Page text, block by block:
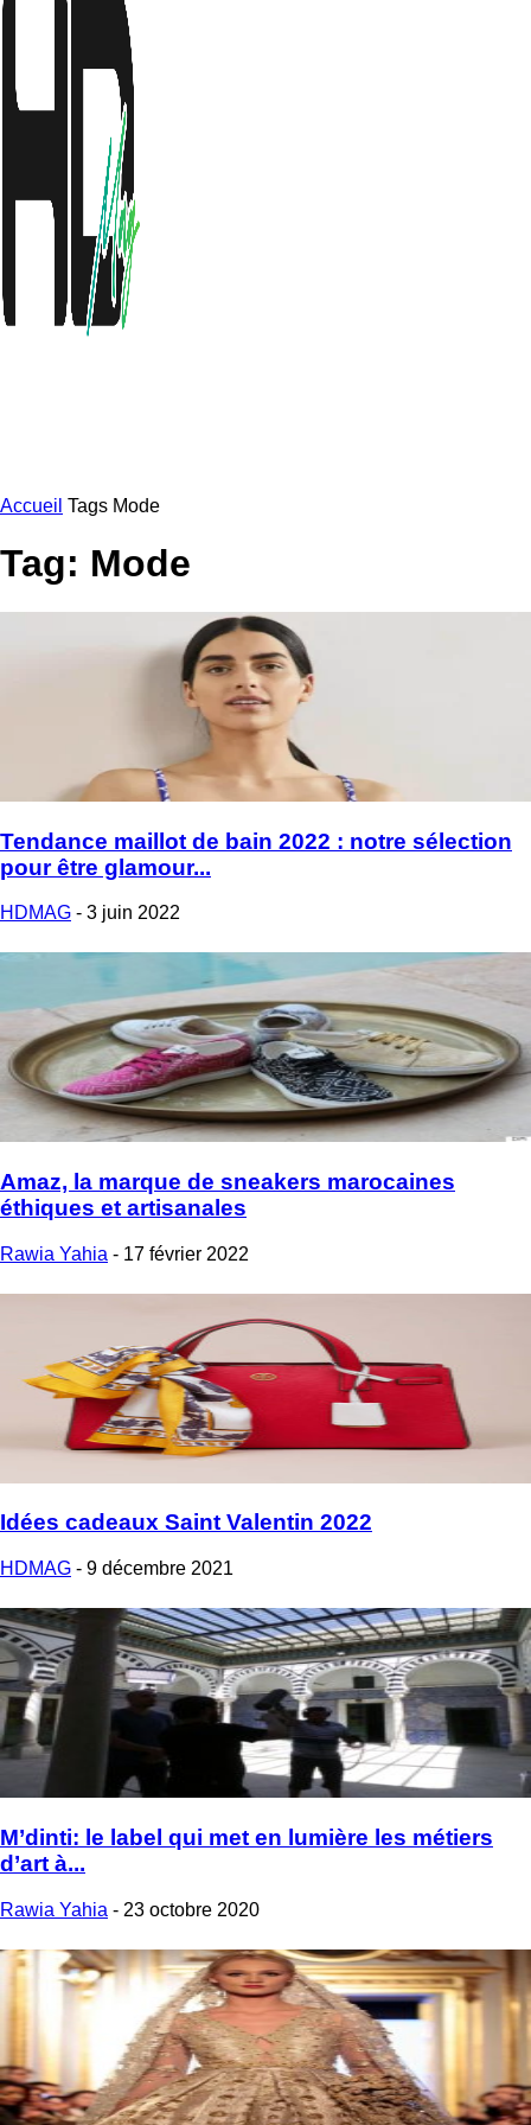
Accueil Tags Mode
Tag: Mode
Tendance maillot de bain 2022 : notre sélection
pour être glamour...
HDMAG - 3 juin 2022
Amaz, la marque de sneakers marocaines
éthiques et artisanales
Rawia Yahia - 17 février 2022
Idées cadeaux Saint Valentin 2022
HDMAG - 9 décembre 2021
M’dinti: le label qui met en lumière les métiers
d’art à...
Rawia Yahia - 23 octobre 2020